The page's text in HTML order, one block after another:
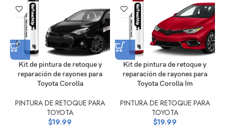
Kit de pintura de retoque y
reparación de rayones para
Toyota Corolla
PINTURA DE RETOQUE PARA
TOYOTA
$19.99
Kit de pintura de retoque y
reparación de rayones para
Toyota Corolla Im
PINTURA DE RETOQUE PARA
TOYOTA
$19.99